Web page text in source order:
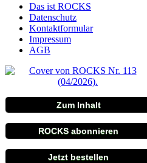
Das ist ROCKS
Datenschutz
Kontaktformular
Impressum
AGB
Zum Inhalt
ROCKS abonnieren
Jetzt bestellen